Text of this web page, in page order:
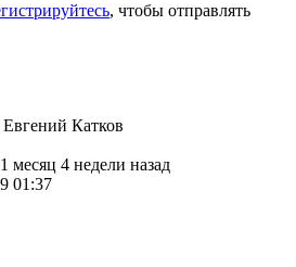
, чтобы отправлять
1 месяц 4 недели назад
01:37